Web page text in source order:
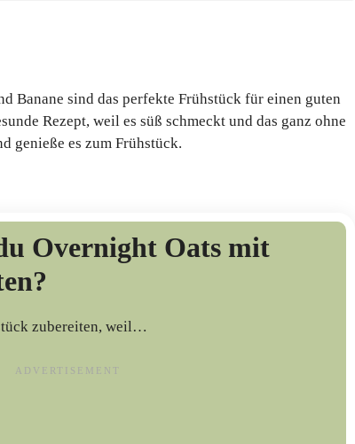
Banane sind das perfekte Frühstück für einen guten
Rezept, weil es süß schmeckt und das ganz ohne
genieße es zum Frühstück.
Overnight Oats mit
zubereiten, weil…